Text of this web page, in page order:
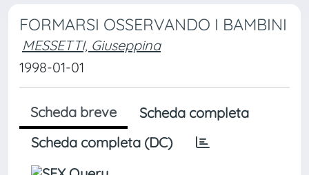
FORMARSI OSSERVANDO I BAMBINI
MESSETTI, Giuseppina
1998-01-01
Scheda breve
Scheda completa
Scheda completa (DC)